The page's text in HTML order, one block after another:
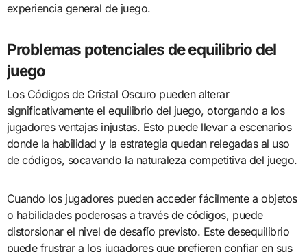
experiencia general de juego.
Problemas potenciales de equilibrio del
juego
Los Códigos de Cristal Oscuro pueden alterar
significativamente el equilibrio del juego, otorgando a los
jugadores ventajas injustas. Esto puede llevar a escenarios
donde la habilidad y la estrategia quedan relegadas al uso
de códigos, socavando la naturaleza competitiva del juego.
Cuando los jugadores pueden acceder fácilmente a objetos
o habilidades poderosas a través de códigos, puede
distorsionar el nivel de desafío previsto. Este desequilibrio
puede frustrar a los jugadores que prefieren confiar en sus